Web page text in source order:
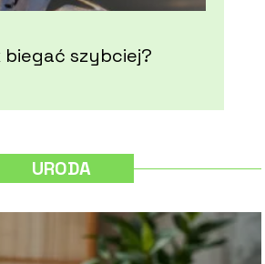
biegać szybciej?
URODA